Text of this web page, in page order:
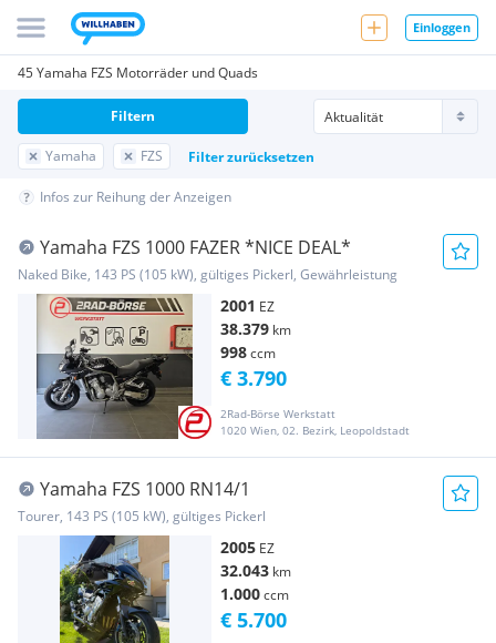
Einloggen
45 Yamaha FZS Motorräder und Quads
Yamaha FZS Filter zurücksetzen
Filtern
Infos zur Reihung der Anzeigen
Yamaha FZS 1000 FAZER *NICE DEAL*
Naked Bike, 143 PS (105 kW), gültiges Pickerl, Gewährleistung
2001 EZ
38.379 km
998ccm
2Rad-Börse Werkstatt
1020 Wien, 02. Bezirk, Leopoldstadt
€ 3.790
Yamaha FZS 1000 RN14/1
Tourer, 143 PS (105 kW), gültiges Pickerl
2005 EZ
32.043 km
1.000ccm
€ 5.700